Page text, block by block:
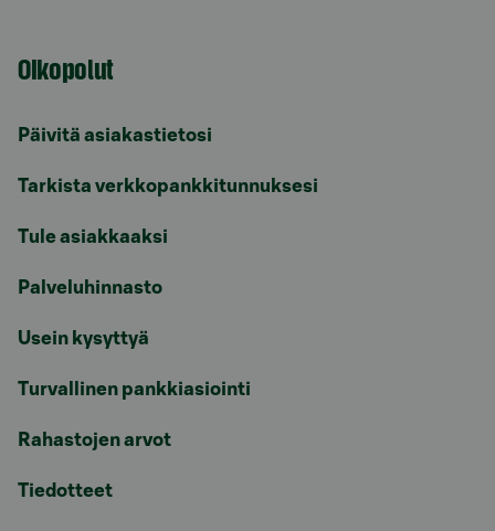
Oikopolut
Päivitä asiakastietosi
Tarkista verkkopankkitunnuksesi
Tule asiakkaaksi
Palveluhinnasto
Usein kysyttyä
Turvallinen pankkiasiointi
Rahastojen arvot
Tiedotteet